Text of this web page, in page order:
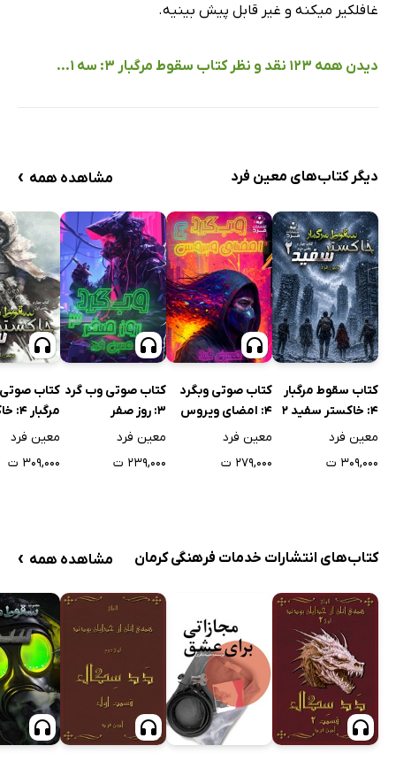
غافلکیر میکنه و غیر قابل پیش بینیه.
دیدن همه 123 نقد و نظر کتاب سقوط مرگبار 3: سه 1...
دیگر کتاب‌های معین فرد مشاهده همه ›
کتاب سقوط مرگبار
4: خاکستر سفید 2
معین فرد
۳۰۹,۰۰۰ ت
کتاب صوتی وبگرد
4: امضای ویروس
معین فرد
۲۷۹,۰۰۰ ت
کتاب صوتی وب گرد
3: روز صفر
معین فرد
۲۳۹,۰۰۰ ت
کتاب
سفید 1
معین فرد
۳۰۹,۰۰۰ ت
کتاب‌های انتشارات خدمات فرهنگی کرمان مشاهده همه ›